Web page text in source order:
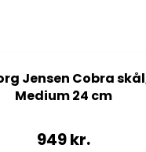
Jensen Cobra
Medium 24 cm
949kr.